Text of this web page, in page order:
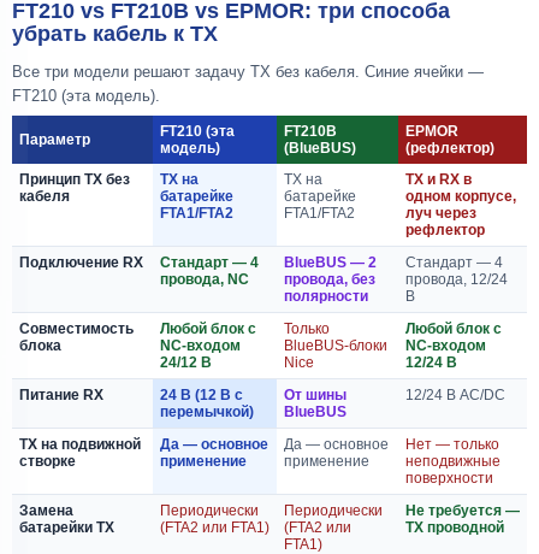
FT210 vs FT210B vs EPMOR: три способа
убрать кабель к TX
Все три модели решают задачу TX без кабеля. Синие ячейки —
FT210 (эта модель).
Параметр
FT210 (эта
модель)
FT210B
(BlueBUS)
EPMOR
(рефлектор)
Принцип TX без
кабеля
TX на
батарейке
FTA1/FTA2
TX на
батарейке
FTA1/FTA2
TX и RX в
одном корпусе,
луч через
рефлектор
Подключение RX
Стандарт — 4
провода, NC
BlueBUS — 2
провода, без
полярности
Стандарт — 4
провода, 12/24
В
Совместимость
блока
Любой блок с
NC-входом
24/12 В
Только
BlueBUS-блоки
Nice
Любой блок с
NC-входом
12/24 В
Питание RX
24 В (12 В с
перемычкой)
От шины
BlueBUS
12/24 В AC/DC
TX на подвижной
створке
Да — основное
применение
Да — основное
применение
Нет — только
неподвижные
поверхности
Замена
батарейки TX
Периодически
(FTA2 или FTA1)
Периодически
(FTA2 или
FTA1)
Не требуется —
TX проводной